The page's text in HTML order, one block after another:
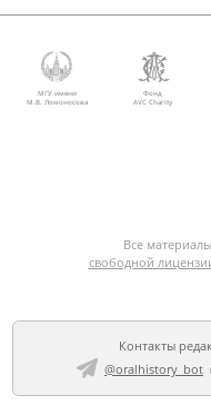
МГУ имени
М.В. Ломоносова
Фонд
AVC Charity
Все
свободной
Контакты
@oralhistory_bot